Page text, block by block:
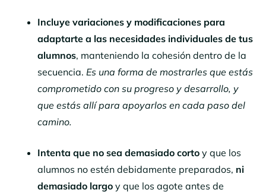
Incluye variaciones y modificaciones para
adaptarte a las necesidades individuales de tus
alumnos, manteniendo la cohesión dentro de la
secuencia. Es una forma de mostrarles que estás
comprometido con su progreso y desarrollo, y
que estás allí para apoyarlos en cada paso del
camino.
Intenta que no sea demasiado corto y que los
alumnos no estén debidamente preparados, ni
demasiado largo y que los agote antes de